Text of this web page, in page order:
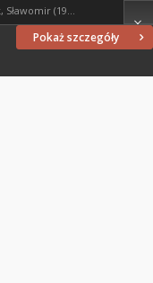
Pokaż szczegóły
Ropiak, Sławomir (1959- )